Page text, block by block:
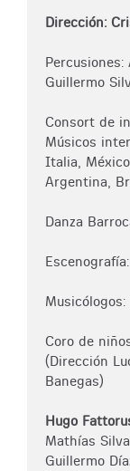
Dirección:
Guillermo
Consort de
Músicos
Italia,
Argentina,
Danza
Coro de
(Dirección
Banegas)
Hugo
Mathías
Guillermo